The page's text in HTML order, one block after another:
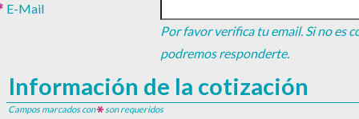
E-Mail
Por favor verifica tu email. Si no es
podremos responderte.
Información de la cotización
Campos marcados con son requeridos